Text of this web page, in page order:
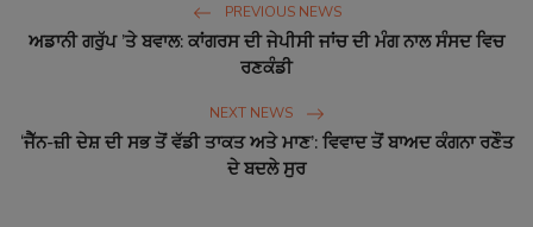
PREVIOUS NEWS
ਅਡਾਨੀ ਗਰੁੱਪ ’ਤੇ ਬਵਾਲ: ਕਾਂਗਰਸ ਦੀ ਜੇਪੀਸੀ ਜਾਂਚ ਦੀ ਮੰਗ ਨਾਲ ਸੰਸਦ ਵਿਚ
ਰਣਕੰਡੀ
NEXT NEWS
‘ਜੈੱਨ-ਜ਼ੀ ਦੇਸ਼ ਦੀ ਸਭ ਤੋਂ ਵੱਡੀ ਤਾਕਤ ਅਤੇ ਮਾਣ’: ਵਿਵਾਦ ਤੋਂ ਬਾਅਦ ਕੰਗਨਾ ਰਣੌਤ
ਦੇ ਬਦਲੇ ਸੁਰ